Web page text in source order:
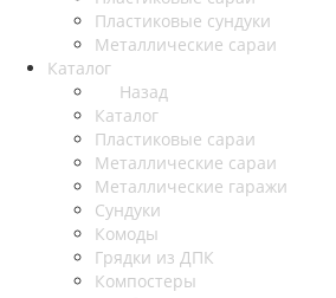
Пластиковые сундуки
Металлические сараи
Каталог
Назад
Каталог
Пластиковые сараи
Металлические сараи
Металлические гаражи
Сундуки
Комоды
Грядки из ДПК
Компостеры